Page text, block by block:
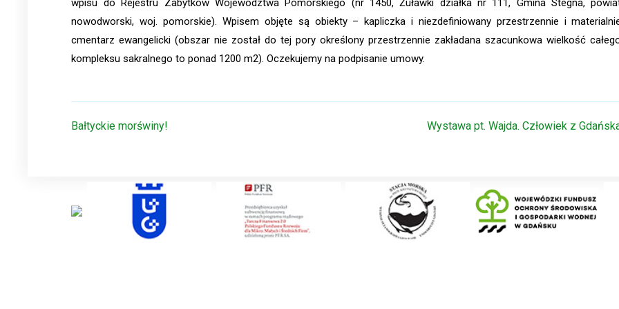
wpisu do Rejestru Zabytków Województwa Pomorskiego (nr 1450, Żuławki działka nr 111, Gmina Stegna,
nowodworski, woj. pomorskie). Wpisem objęte są obiekty – kapliczka i niezdefiniowany przestrzennie i
cmentarz ewangelicki (obszar nie został do tej pory określony przestrzennie zakładana szacunkowa wielkość
kompleksu sakralnego to ponad 1200 m2). Oczekujemy na podpisanie umowy.
Nawigacja
Bałtyckie morświny! Wystawa pt. Wajda. Człowiek z